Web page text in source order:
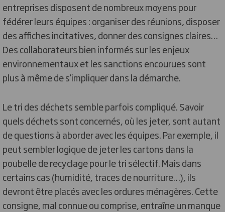
entreprises disposent de nombreux moyens pour
fédérer leurs équipes : organiser des réunions, disposer
des affiches incitatives, donner des consignes claires…
Des collaborateurs bien informés sur les enjeux
environnementaux et les sanctions encourues sont
plus à même de s’impliquer dans la démarche.
Le tri des déchets semble parfois compliqué. Savoir
quels déchets sont concernés, où les jeter, sont autant
de questions à aborder avec les équipes. Par exemple, il
peut sembler logique de jeter les cartons dans la
poubelle de recyclage pour le tri sélectif. Mais dans
certains cas (humidité, traces de nourriture…), ils
devront être placés avec les ordures ménagères. Cette
consigne, mal connue ou comprise, entraîne un manque